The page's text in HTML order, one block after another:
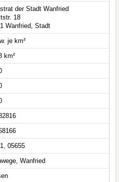
der Stadt Wanfried
18
Wanfried, Stadt
je km²
km²
05655
Wanfried